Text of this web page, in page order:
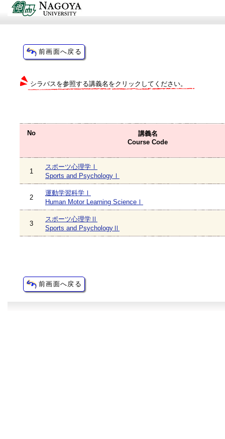
シラバスを参照する講義名をクリックしてください。
No
講義名
Course Code
1
スポーツ心理学Ⅰ
Sports and PsychologyⅠ
2
運動学習科学Ⅰ
Human Motor Learning ScienceⅠ
3
スポーツ心理学Ⅱ
Sports and PsychologyⅡ